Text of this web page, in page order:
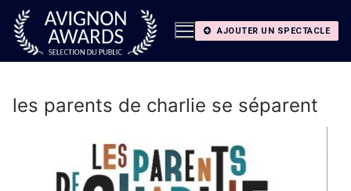
Aller
contenu
AJOUTER UN SPECTACLE
les parents de charlie se séparent